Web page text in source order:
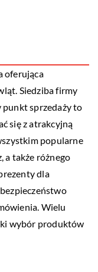
oferująca
Siedziba firmy
punkt sprzedaży to
się z atrakcyjną
popularne
a także różnego
dla
Wielu
wybór produktów